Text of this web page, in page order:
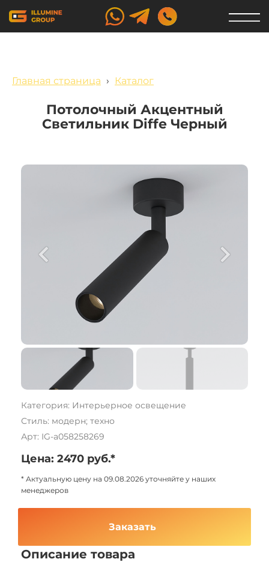
Главная страница › Каталог
Потолочный Акцентный
Светильник Diffe Черный
Категория: Интерьерное освещение
Стиль: модерн; техно
Арт: IG-a058258269
Цена: 2470 руб.*
* Актуальную цену на 09.08.2026 уточняйте у наших
менеджеров
Заказать
Описание товара